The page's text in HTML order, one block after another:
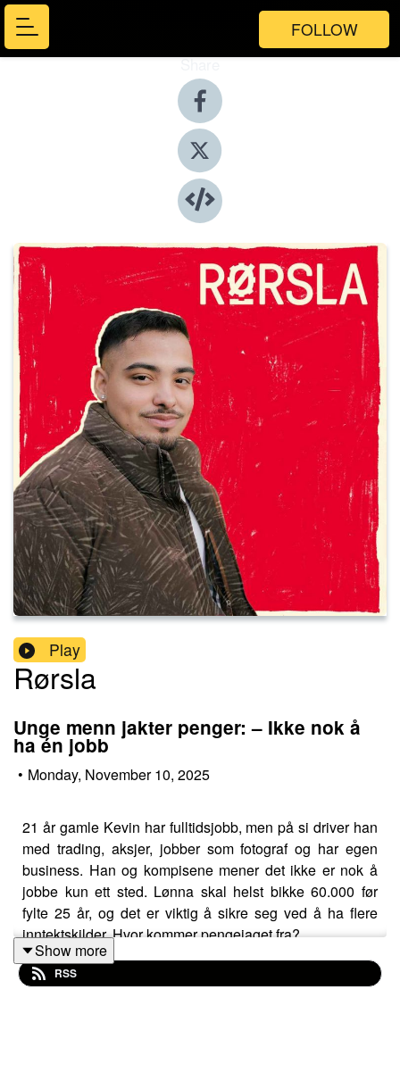
FOLLOW
Share
Play
Rørsla
Unge menn jakter penger: – Ikke nok å
ha én jobb
• Monday, November 10, 2025
21 år gamle Kevin har fulltidsjobb, men på si driver han
med trading, aksjer, jobber som fotograf og har egen
business. Han og kompisene mener det ikke er nok å
jobbe kun ett sted. Lønna skal helst bikke 60.000 før
fylte 25 år, og det er viktig å sikre seg ved å ha flere
inntektskilder. Hvor kommer pengejaget fra?
Show more
RSS